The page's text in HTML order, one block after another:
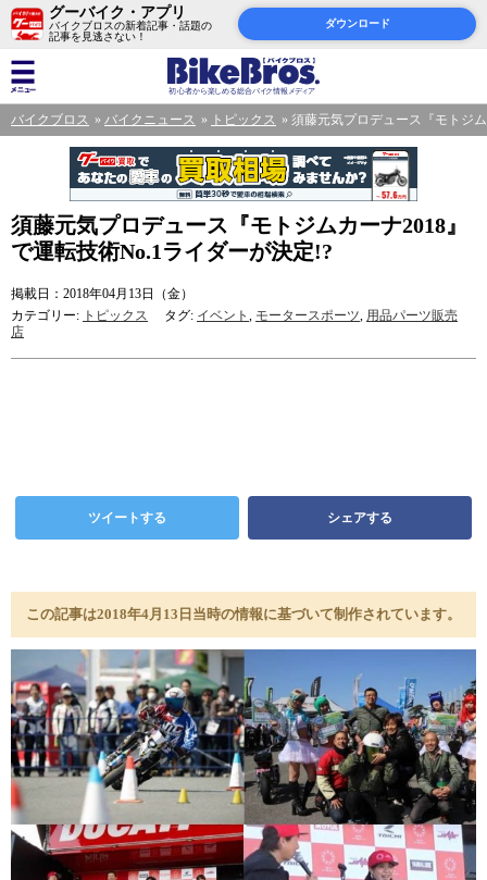
グーバイク・アプリ
バイクブロスの新着記事・話題の
記事を見逃さない！
ダウンロード
バイクブロス バイクニュース トピックス 須藤元気プロデュース『モトジ
須藤元気プロデュース『モトジムカーナ2018』
で運転技術No.1ライダーが決定!?
掲載日：2018年04月13日（金）
カテゴリー: トピックス タグ: イベント , モータースポーツ, 用品パーツ販売
店
ツイートする シェアする
この記事は2018年4月13日当時の情報に基づいて制作されています。